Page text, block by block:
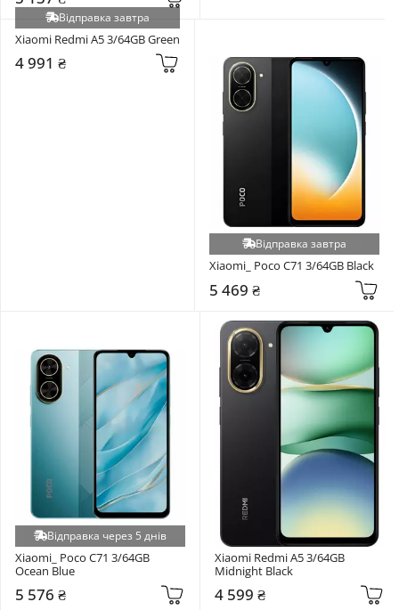
Відправка завтра
Xiaomi Redmi A5 3/64GB Green
4 991 ₴
Відправка завтра
Xiaomi_ Poco C71 3/64GB Black
5 469 ₴
Відправка через 5 днів
Xiaomi_ Poco C71 3/64GB
Ocean Blue
5 576 ₴
Xiaomi Redmi A5 3/64GB
Midnight Black
4 599 ₴